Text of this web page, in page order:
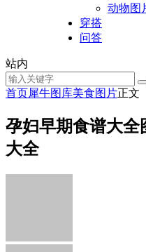
动物图
穿搭
问答
站内
首页犀牛图库美食图片正文
孕妇早期食谱大全
大全